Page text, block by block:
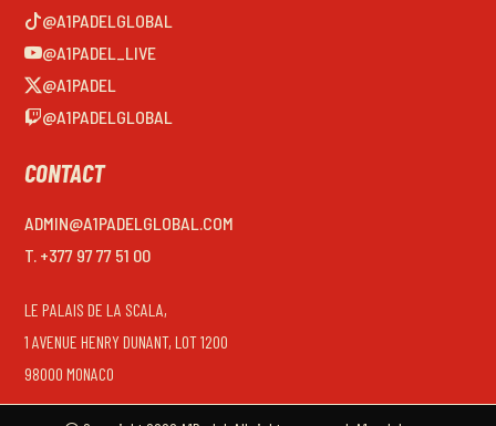
@A1PADELGLOBAL
@A1PADEL_LIVE
@A1PADEL
@A1PADELGLOBAL
CONTACT
ADMIN@A1PADELGLOBAL.COM
T. +377 97 77 51 00
LE PALAIS DE LA SCALA,
1 AVENUE HENRY DUNANT, LOT 1200
98000 MONACO